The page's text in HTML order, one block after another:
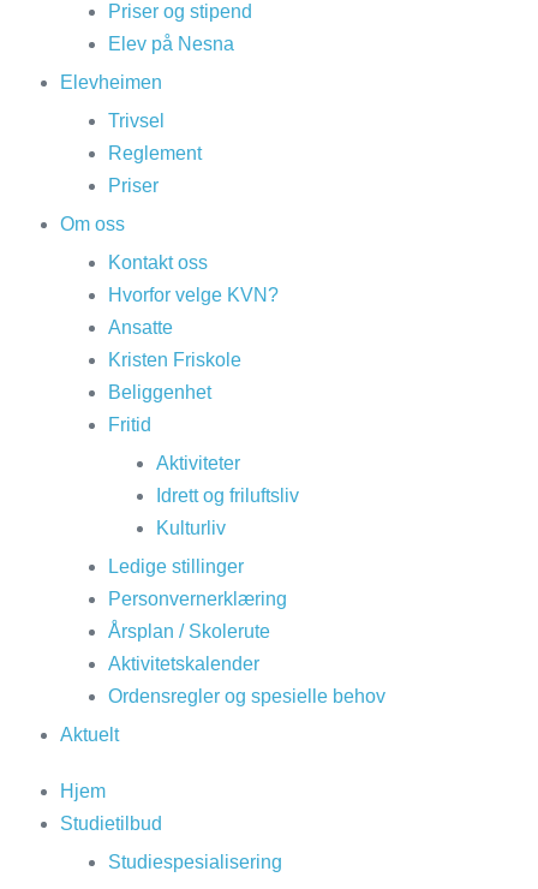
Priser og stipend
Elev på Nesna
Elevheimen
Trivsel
Reglement
Priser
Om oss
Kontakt oss
Hvorfor velge KVN?
Ansatte
Kristen Friskole
Beliggenhet
Fritid
Aktiviteter
Idrett og friluftsliv
Kulturliv
Ledige stillinger
Personvernerklæring
Årsplan / Skolerute
Aktivitetskalender
Ordensregler og spesielle behov
Aktuelt
Hjem
Studietilbud
Studiespesialisering